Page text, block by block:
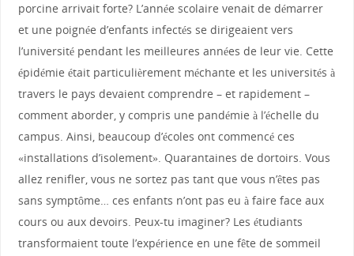
porcine arrivait forte? L’année scolaire venait de démarrer
et une poignée d’enfants infectés se dirigeaient vers
l’université pendant les meilleures années de leur vie. Cette
épidémie était particulièrement méchante et les universités à
travers le pays devaient comprendre – et rapidement –
comment aborder, y compris une pandémie à l’échelle du
campus. Ainsi, beaucoup d’écoles ont commencé ces
«installations d’isolement». Quarantaines de dortoirs. Vous
allez renifler, vous ne sortez pas tant que vous n’êtes pas
sans symptôme… ces enfants n’ont pas eu à faire face aux
cours ou aux devoirs. Peux-tu imaginer? Les étudiants
transformaient toute l’expérience en une fête de sommeil